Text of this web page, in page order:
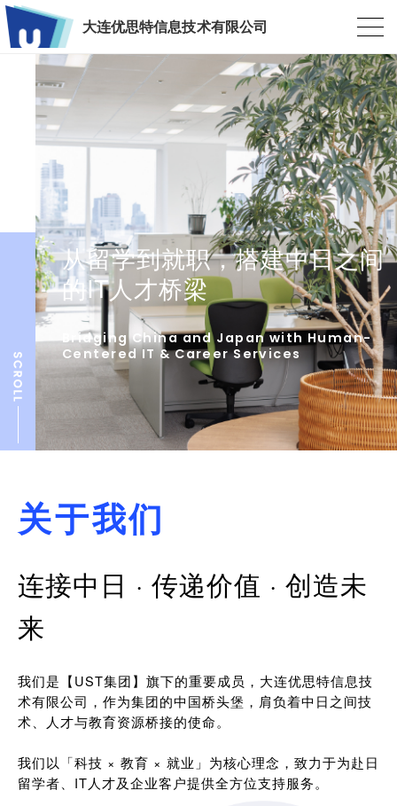
大连优思特信息技术有限公司
从留学到就职，搭建中日之间
的IT人才桥梁
Bridging China and Japan with Human-
Centered IT & Career Services
关于我们
连接中日 · 传递价值 · 创造未
来
我们是【UST集团】旗下的重要成员，大连优思特信息技
术有限公司，作为集团的中国桥头堡，肩负着中日之间技
术、人才与教育资源桥接的使命。
我们以「科技 × 教育 × 就业」为核心理念，致力于为赴日
留学者、IT人才及企业客户提供全方位支持服务。